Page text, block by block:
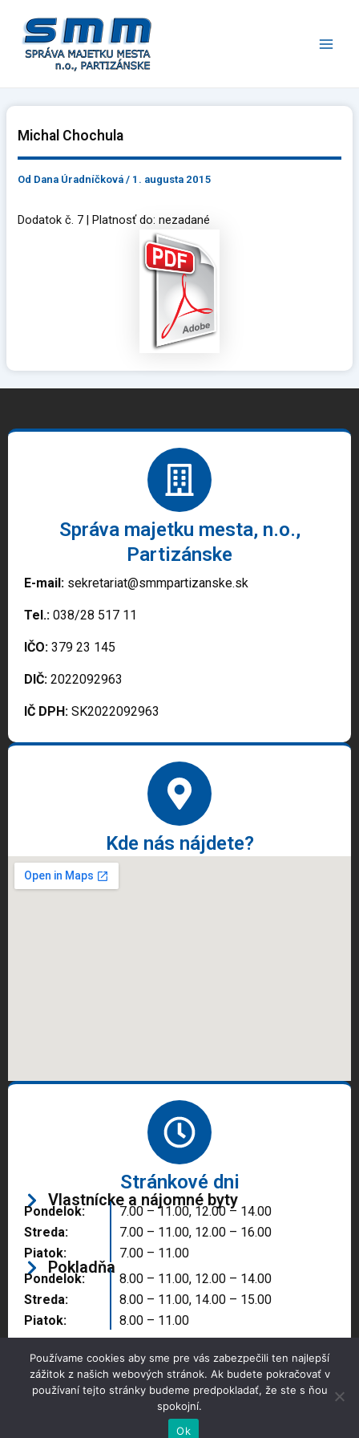
obsah
Michal Chochula
Od Dana Úradníčková/ 1. augusta 2015
Dodatok č. 7 | Platnosť do: nezadané
Správa majetku mesta, n.o.,
Partizánske
E-mail: sekretariat@smmpartizanske.sk
Tel.: 038/28 517 11
IČO: 379 23 145
DIČ: 2022092963
IČ DPH: SK2022092963
Kde nás nájdete?
Stránkové dni
Vlastnícke a nájomné byty
Pondelok:
Streda:
Piatok:
7.00 – 11.00, 12.00 – 14.00
7.00 – 11.00, 12.00 – 16.00
7.00 – 11.00
Pokladňa
Pondelok:
Streda:
Piatok:
8.00 – 11.00, 12.00 – 14.00
8.00 – 11.00, 14.00 – 15.00
8.00 – 11.00
Copyright © 2025 Správa majetku mesta, n.o.,
Partizánske
Používame cookies aby sme pre vás zabezpečili ten najlepší
zážitok z našich webových stránok. Ak budete pokračovať v
používaní tejto stránky budeme predpokladať, že ste s ňou
spokojní.
Ok